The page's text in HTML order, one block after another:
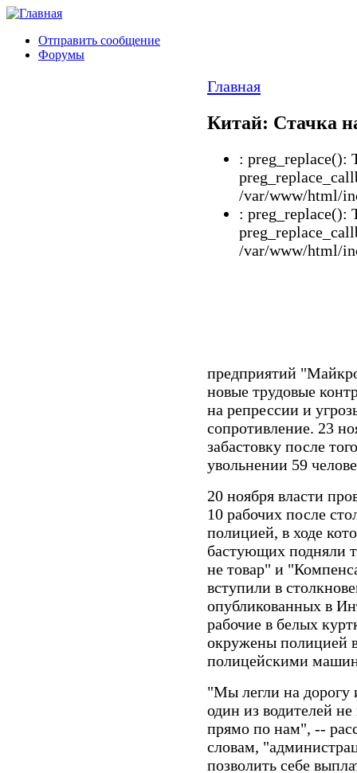
Отправить сообщение
Форумы
Главная
Китай: Стачка
: preg_replace():
/var/www/html/
: preg_replace():
/var/www/html/
предприятий
новые трудовые
на репрессии и
сопротивление. 23
забастовку после
увольнении 59
20 ноября власти
10 рабочих после
полицией, в ходе
бастующих подняли
не товар" и
вступили в
опубликованных в
рабочие в белых
окружены полицией
полицейскими
"Мы легли на дорогу
один из водителей не
прямо по нам", --
словам,
позволить себе